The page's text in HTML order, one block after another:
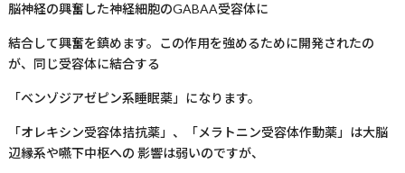
脳神経の興奮した神経細胞のGABAA受容体に
結合して興奮を鎮めます。この作用を強めるために開発されたの
が、同じ受容体に結合する
「ベンゾジアゼピン系睡眠薬」になります。
「オレキシン受容体拮抗薬」、「メラトニン受容体作動薬」は大脳
辺縁系や嚥下中枢への 影響は弱いのですが、